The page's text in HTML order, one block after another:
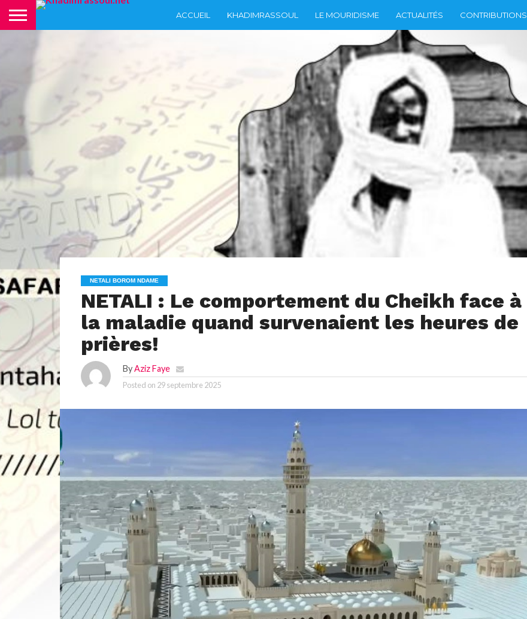
ACCUEIL KHADIMRASSOUL LE MOURIDISME ACTUALITÉS CONTRIBUTIONS
NETALI BOROM NDAME
NETALI : Le comportement du Cheikh face à
la maladie quand survenaient les heures de
prières!
ByAziz Faye
Posted on 29 septembre 2025